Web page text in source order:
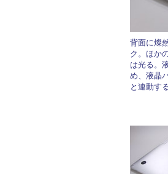
背面に燦
ク。ほか
は光る。
め、液晶
と連動す